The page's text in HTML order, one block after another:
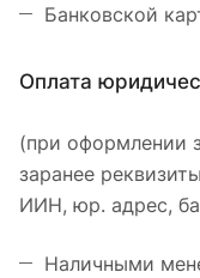
Банковской
Оплата
(при оформлении
заранее
ИИН, юр. адрес,
Наличными